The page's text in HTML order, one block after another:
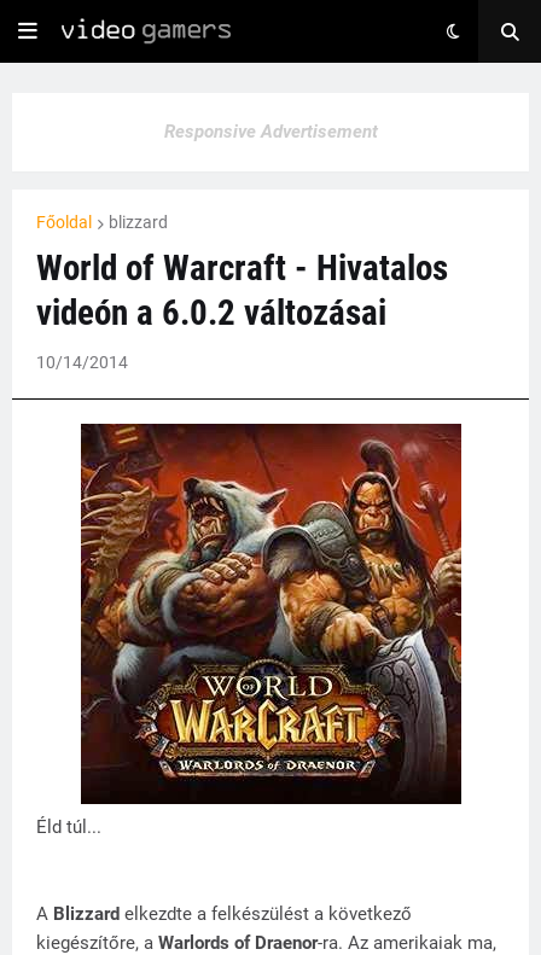
Responsive Advertisement
Főoldal blizzard
World of Warcraft - Hivatalos
videón a 6.0.2 változásai
10/14/2014
Éld túl...
A Blizzard elkezdte a felkészülést a következő
kiegészítőre, a Warlords of Draenor-ra. Az amerikaiak ma,